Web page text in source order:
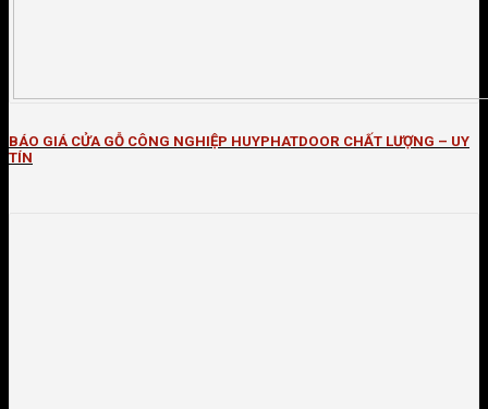
BÁO GIÁ CỬA GỖ CÔNG NGHIỆP HUYPHATDOOR CHẤT LƯỢNG – UY
TÍN